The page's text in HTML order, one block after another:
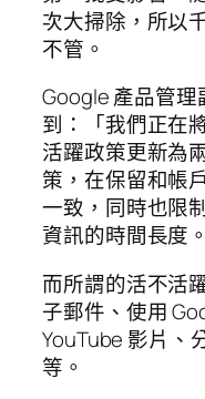
次大掃除，所以
不管。
Google 產品管理
到：「我們正在
活躍政策更新為
策，在保留和帳
一致，同時也限
資訊的時間長度。
而所謂的活不活
子郵件、使用
YouTube 影片、
等。